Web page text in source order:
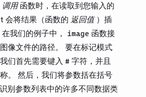
调用函数时，在读取到您输入的
会将结果（函数的 返回值）插
我们的例子中，
image 函数接
像文件的路径。 要在标记模式
们首先需要键入 # 字符，并且
。 然后，我们将参数括在括号
别参数列表中的许多不同数据类